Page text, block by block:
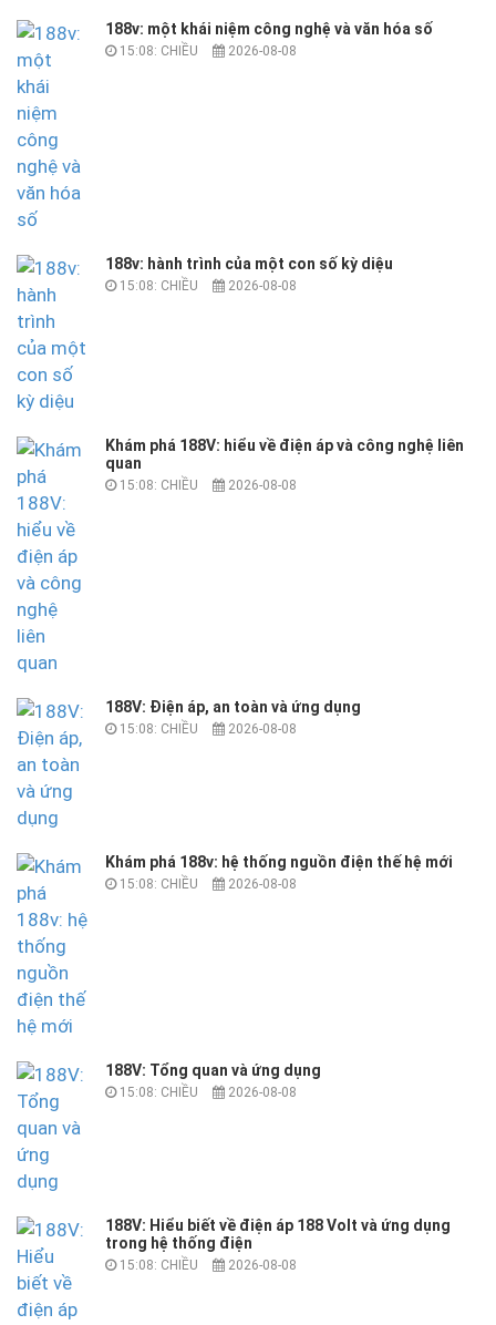
188v: một khái niệm công nghệ và văn hóa số
15:08: CHIỀU 2026-08-08
188v: hành trình của một con số kỳ diệu
15:08: CHIỀU 2026-08-08
Khám phá 188V: hiểu về điện áp và công nghệ liên
quan
15:08: CHIỀU 2026-08-08
188V: Điện áp, an toàn và ứng dụng
15:08: CHIỀU 2026-08-08
Khám phá 188v: hệ thống nguồn điện thế hệ mới
15:08: CHIỀU 2026-08-08
188V: Tổng quan và ứng dụng
15:08: CHIỀU 2026-08-08
188V: Hiểu biết về điện áp 188 Volt và ứng dụng
trong hệ thống điện
15:08: CHIỀU 2026-08-08